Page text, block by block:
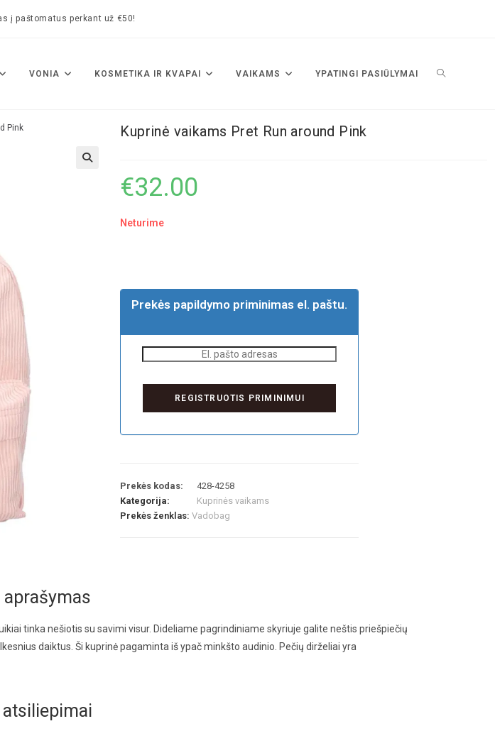
į paštomatus perkant už €50!
VONIA KOSMETIKA IR KVAPAI VAIKAMS YPATINGI PASIŪLYMAI
Pink Kuprinė vaikams Pret Run around Pink
€32.00
Neturime
Prekės papildymo priminimas el. paštu.
Prekės kodas:
428-4258
Kategorija:
Kuprinės vaikams
Prekės ženklas:Vadobag
aprašymas
tinka nešiotis su savimi visur. Dideliame pagrindiniame skyriuje galite neštis priešpiečių
daiktus. Ši kuprinė pagaminta iš ypač minkšto audinio. Pečių dirželiai yra
atsiliepimai